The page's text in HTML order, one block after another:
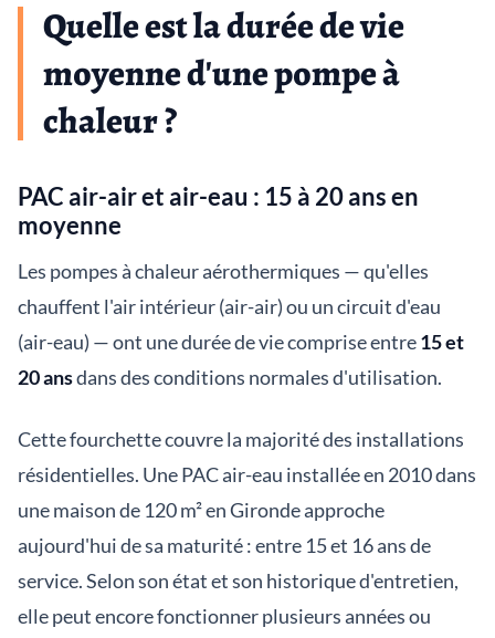
Quelle est la durée de vie
moyenne d'une pompe à
chaleur ?
PAC air-air et air-eau : 15 à 20 ans en
moyenne
Les pompes à chaleur aérothermiques — qu'elles
chauffent l'air intérieur (air-air) ou un circuit d'eau
(air-eau) — ont une durée de vie comprise entre15 et
20 ansdans des conditions normales d'utilisation.
Cette fourchette couvre la majorité des installations
résidentielles. Une PAC air-eau installée en 2010 dans
une maison de 120 m² en Gironde approche
aujourd'hui de sa maturité : entre 15 et 16 ans de
service. Selon son état et son historique d'entretien,
elle peut encore fonctionner plusieurs années ou